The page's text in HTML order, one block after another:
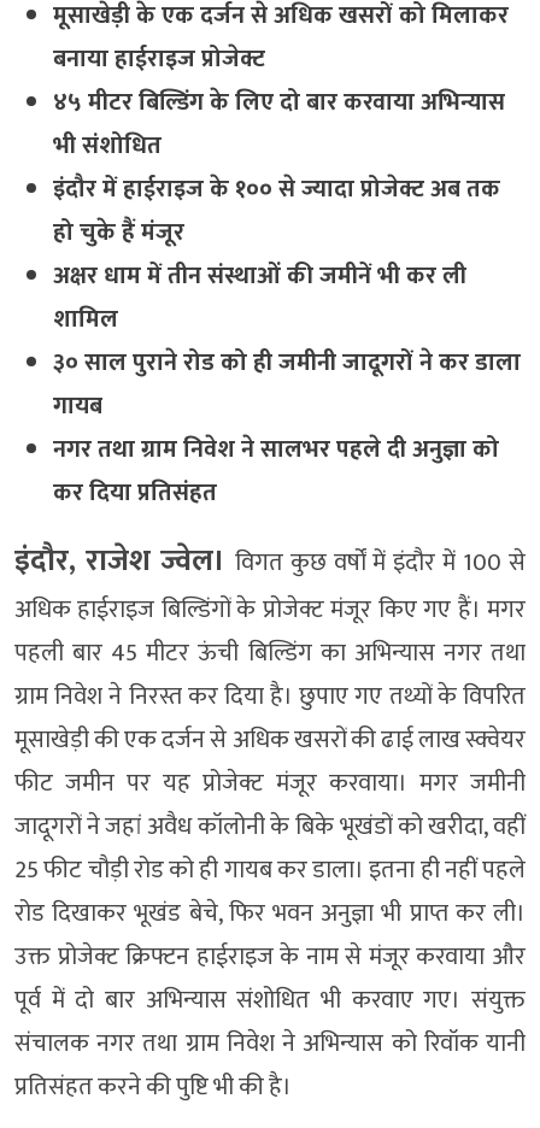
मूसाखेड़ी के एक दर्जन से अधिक खसरों को मिलाकर
बनाया हाईराइज प्रोजेक्ट
४५ मीटर बिल्डिंग के लिए दो बार करवाया अभिन्यास
भी संशोधित
इंदौर में हाईराइज के १०० से ज्यादा प्रोजेक्ट अब तक
हो चुके हैं मंजूर
अक्षर धाम में तीन संस्थाओं की जमीनें भी कर ली
शामिल
३० साल पुराने रोड को ही जमीनी जादूगरों ने कर डाला
गायब
नगर तथा ग्राम निवेश ने सालभर पहले दी अनुज्ञा को
कर दिया प्रतिसंहत
इंदौर, राजेश ज्वेल। विगत कुछ वर्षों में इंदौर में 100 से
अधिक हाईराइज बिल्डिंगों के प्रोजेक्ट मंजूर किए गए हैं। मगर
पहली बार 45 मीटर ऊंची बिल्डिंग का अभिन्यास नगर तथा
ग्राम निवेश ने निरस्त कर दिया है। छुपाए गए तथ्यों के विपरित
मूसाखेड़ी की एक दर्जन से अधिक खसरों की ढाई लाख स्क्वेयर
फीट जमीन पर यह प्रोजेक्ट मंजूर करवाया। मगर जमीनी
जादूगरों ने जहां अवैध कॉलोनी के बिके भूखंडों को खरीदा, वहीं
25 फीट चौड़ी रोड को ही गायब कर डाला। इतना ही नहीं पहले
रोड दिखाकर भूखंड बेचे, फिर भवन अनुज्ञा भी प्राप्त कर ली।
उक्त प्रोजेक्ट क्रिफ्टन हाईराइज के नाम से मंजूर करवाया और
पूर्व में दो बार अभिन्यास संशोधित भी करवाए गए। संयुक्त
संचालक नगर तथा ग्राम निवेश ने अभिन्यास को रिवॉक यानी
प्रतिसंहत करने की पुष्टि भी की है।